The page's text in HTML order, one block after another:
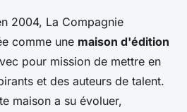
2004, La Compagnie
comme une maison d'édition
pour mission de mettre en
et des auteurs de talent.
maison a su évoluer,